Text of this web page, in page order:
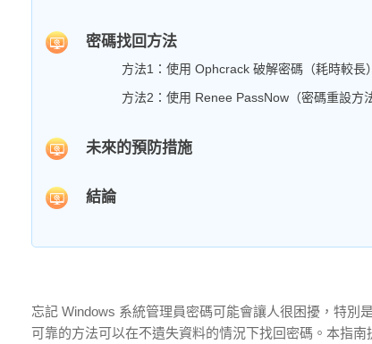
密碼找回方法
方法1：使用 Ophcrack 破解密碼（耗時較長）
方法2：使用 Renee PassNow（密碼重設方法
未來的預防措施
結論
忘記 Windows 系統管理員密碼可能會讓人很困擾，特別
可靠的方法可以在不遺失資料的情況下找回密碼。本指